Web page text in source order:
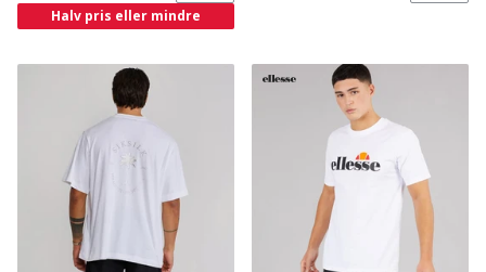
Halv pris eller mindre